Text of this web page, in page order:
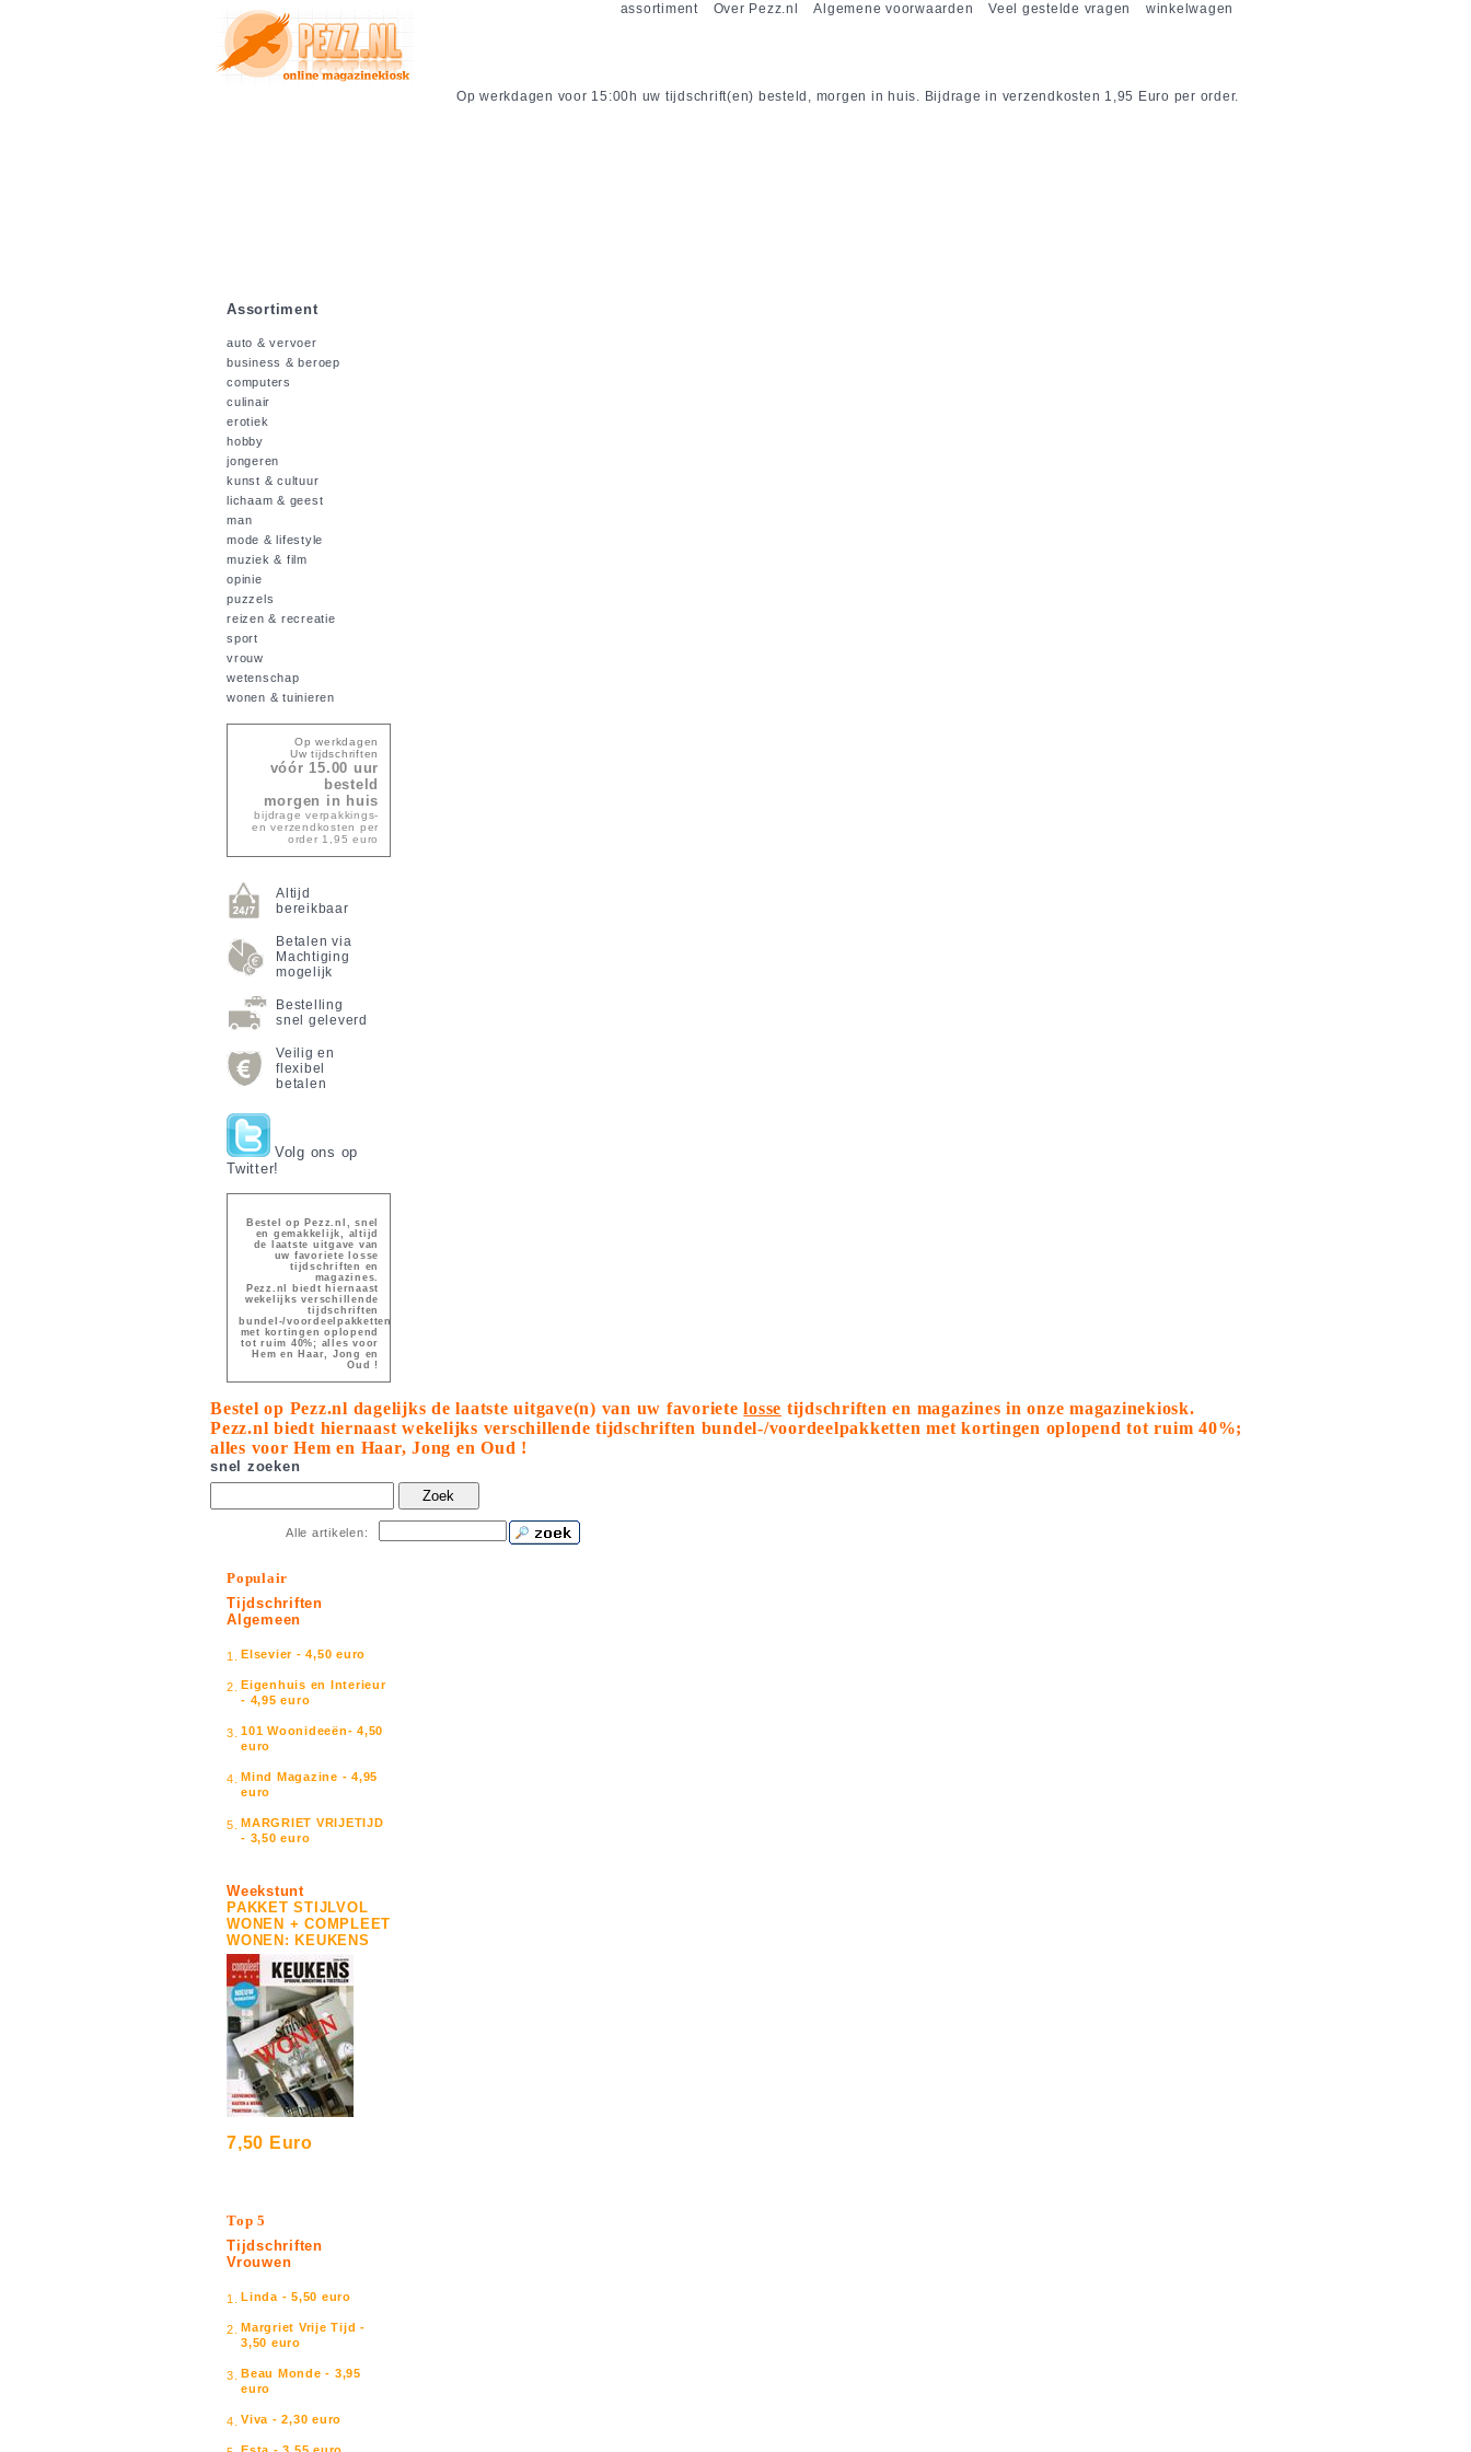
assortiment Over Pezz.nl Algemene voorwaarden Veel gestelde vragen winkelwagen
Op werkdagen voor 15:00h uw tijdschrift(en) besteld, morgen in huis. Bijdrage in verzendkosten 1,95 Euro per order.
Assortiment
auto & vervoer
business & beroep
computers
culinair
erotiek
hobby
jongeren
kunst & cultuur
lichaam & geest
man
mode & lifestyle
muziek & film
opinie
puzzels
reizen & recreatie
sport
vrouw
wetenschap
wonen & tuinieren
Op werkdagen
Uw tijdschriften
vóór 15.00 uur
besteld
morgen in huis
bijdrage verpakkings-
en verzendkosten per
order 1,95 euro
Altijd
bereikbaar
Betalen via
Machtiging
mogelijk
Bestelling
snel geleverd
Veilig en
flexibel
betalen
Volg ons op
Twitter!
Bestel op Pezz.nl, snel
en gemakkelijk, altijd
de laatste uitgave van
uw favoriete losse
tijdschriften en
magazines.
Pezz.nl biedt hiernaast
wekelijks verschillende
tijdschriften
bundel-/voordeelpakketten
met kortingen oplopend
tot ruim 40%; alles voor
Hem en Haar, Jong en
Oud !
Bestel op Pezz.nl dagelijks de laatste uitgave(n) van uw favorietelosse tijdschriften en magazines in onze magazinekiosk.
Pezz.nl biedt hiernaast wekelijks verschillende tijdschriften bundel-/voordeelpakketten met kortingen oplopend tot ruim 40%;
alles voor Hem en Haar, Jong en Oud !
snel zoeken
Zoek
Alle artikelen:
Populair
Tijdschriften
Algemeen
1. Elsevier - 4,50 euro
2. Eigenhuis en Interieur
- 4,95 euro
3. 101 Woonideeën- 4,50
euro
4. Mind Magazine - 4,95
euro
5. MARGRIET VRIJETIJD
- 3,50 euro
Weekstunt
PAKKET STIJLVOL
WONEN + COMPLEET
WONEN: KEUKENS
7,50 Euro
Top 5
Tijdschriften
Vrouwen
1. Linda - 5,50 euro
2. Margriet Vrije Tijd -
3,50 euro
3. Beau Monde - 3,95
euro
4. Viva - 2,30 euro